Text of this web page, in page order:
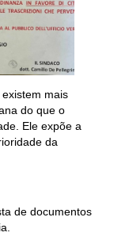
mais
do que o
Ele expõe a
da
de documentos